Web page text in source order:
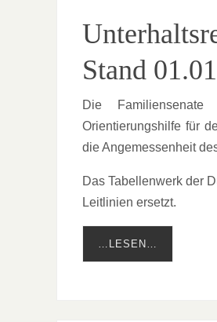
Stand
Die
Orientierungshilfe für
die Angemessenheit
Das Tabellenwerk der
Leitlinien ersetzt.
…LESEN…